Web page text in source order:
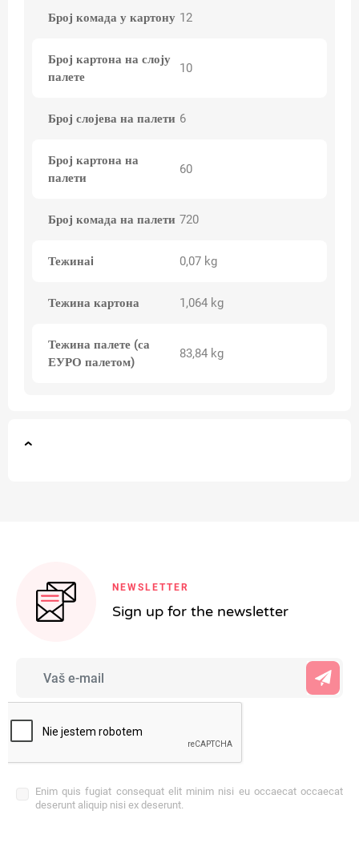
Број комада у картону 12
Број картона на слоју
палете
10
Број слојева на палети 6
Број картона на
палети
60
Број комада на палети 720
Тежинаi 0,07 kg
Тежина картона 1,064 kg
Тежина палете (са
ЕУРО палетом)
83,84 kg
NEWSLETTER
Sign up for the newsletter
Enim quis fugiat consequat elit minim nisi eu occaecat occaecat
deserunt aliquip nisi ex deserunt.